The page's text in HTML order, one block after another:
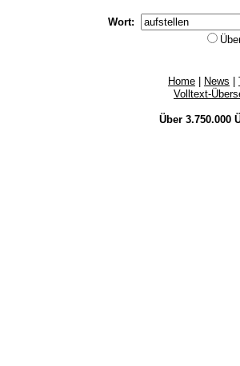
Wort:
Home News
Volltext-
Über 3.750.000